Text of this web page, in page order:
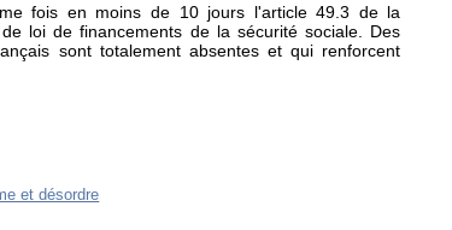
fois en moins de 10 jours l'article 49.3 de la
loi de financements de la sécurité sociale. Des
sont totalement absentes et qui renforcent